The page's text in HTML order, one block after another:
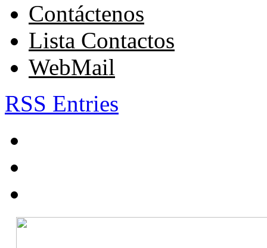
Contáctenos
Lista Contactos
WebMail
RSS Entries